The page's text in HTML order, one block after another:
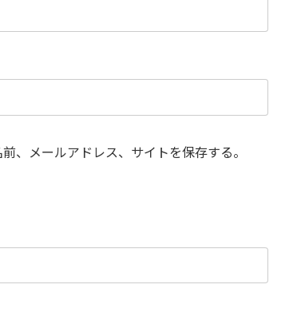
、メールアドレス、サイトを保存する。